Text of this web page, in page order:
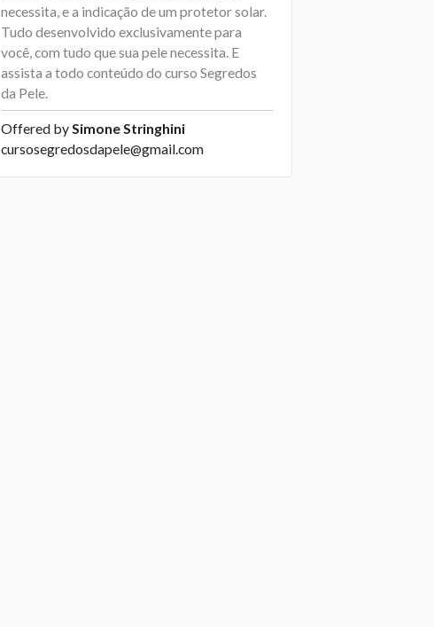
necessita, e a indicação de um protetor solar.
Tudo desenvolvido exclusivamente para
você, com tudo que sua pele necessita. E
assista a todo conteúdo do curso Segredos
da Pele.
Offered bySimone Stringhini
cursosegredosdapele@gmail.com